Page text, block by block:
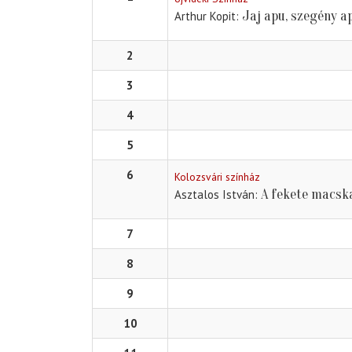
Arthur Kopit Jaj apu, szegény
2
3
4
5
6
Kolozsvári színház
Asztalos István A fekete
7
8
9
10